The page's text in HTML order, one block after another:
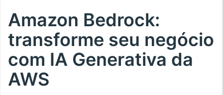
Amazon Bedrock:
transforme seu negócio
com IA Generativa da
AWS